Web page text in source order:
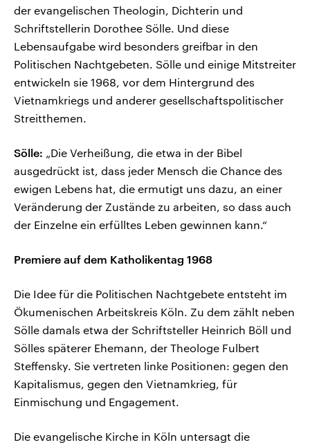
der evangelischen Theologin, Dichterin und
Schriftstellerin Dorothee Sölle. Und diese
Lebensaufgabe wird besonders greifbar in den
Politischen Nachtgebeten. Sölle und einige Mitstreiter
entwickeln sie 1968, vor dem Hintergrund des
Vietnamkriegs und anderer gesellschaftspolitischer
Streitthemen.
Sölle: „Die Verheißung, die etwa in der Bibel
ausgedrückt ist, dass jeder Mensch die Chance des
ewigen Lebens hat, die ermutigt uns dazu, an einer
Veränderung der Zustände zu arbeiten, so dass auch
der Einzelne ein erfülltes Leben gewinnen kann.“
Premiere auf dem Katholikentag 1968
Die Idee für die Politischen Nachtgebete entsteht im
Ökumenischen Arbeitskreis Köln. Zu dem zählt neben
Sölle damals etwa der Schriftsteller Heinrich Böll und
Sölles späterer Ehemann, der Theologe Fulbert
Steffensky. Sie vertreten linke Positionen: gegen den
Kapitalismus, gegen den Vietnamkrieg, für
Einmischung und Engagement.
Die evangelische Kirche in Köln untersagt die